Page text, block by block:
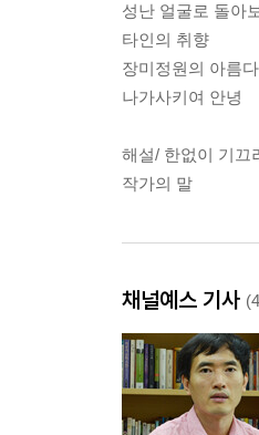
성난 얼굴로 돌아
타인의 취향
장미정원의 아름
나가사키여 안녕
해설/ 한없이 기끄
작가의 말
채널예스 기사